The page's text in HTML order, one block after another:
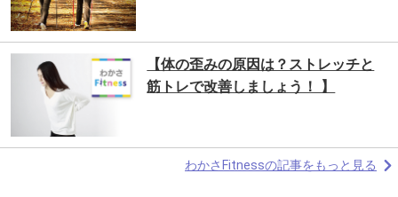
【体の歪みの原因は？ストレッチと
筋トレで改善しましょう！ 】
わかさFitnessの記事をもっと見る